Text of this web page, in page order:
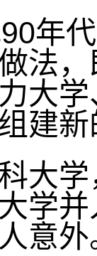
年
法
大
建
大
学
意